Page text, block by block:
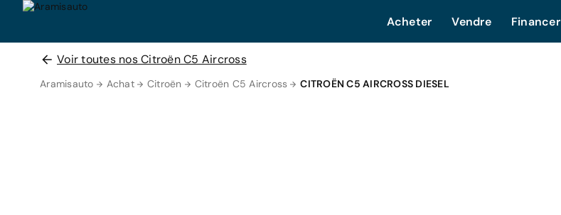
Acheter Vendre Financer
Voir toutes nos Citroën C5 Aircross
Aramisauto Achat Citroën Citroën C5 Aircross CITROËN C5 AIRCROSS DIESEL